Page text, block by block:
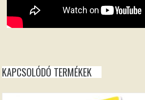
KAPCSOLÓDÓ TERMÉKEK